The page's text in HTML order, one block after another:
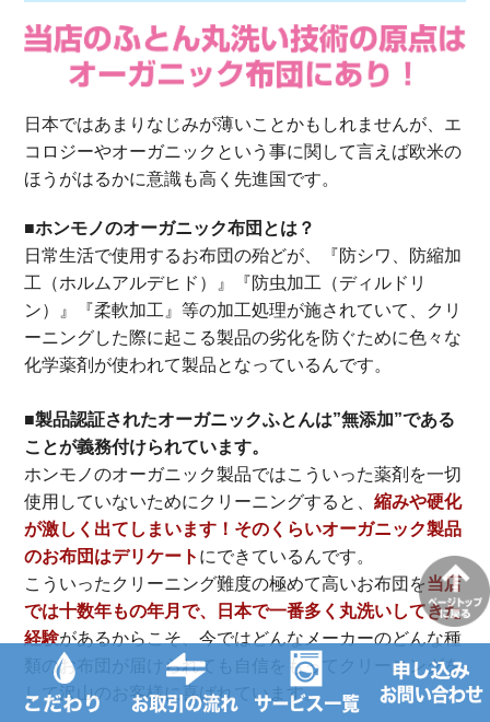
日本ではあまりなじみが薄いことかもしれませんが、エ
コロジーやオーガニックという事に関して言えば欧米の
ほうがはるかに意識も高く先進国です。
■ホンモノのオーガニック布団とは？
日常生活で使用するお布団の殆どが、『防シワ、防縮加
工（ホルムアルデヒド）』『防虫加工（ディルドリ
ン）』『柔軟加工』等の加工処理が施されていて、クリ
ーニングした際に起こる製品の劣化を防ぐために色々な
化学薬剤が使われて製品となっているんです。
■製品認証されたオーガニックふとんは”無添加”である
ことが義務付けられています。
ホンモノのオーガニック製品ではこういった薬剤を一切
使用していないためにクリーニングすると、縮みや硬化
が激しく出てしまいます！そのくらいオーガニック製品
のお布団はデリケート にできているんです。
こういったクリーニング難度の極めて高いお布団を当店
では十数年もの年月で、日本で一番多く丸洗いしてきた
経験があるからこそ、今ではどんなメーカーのどんな種
類のお布団が届けられても自信をもってクリーニングを
して沢山のお客様に喜ばれています。